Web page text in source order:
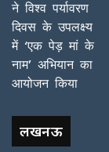
लखनऊ